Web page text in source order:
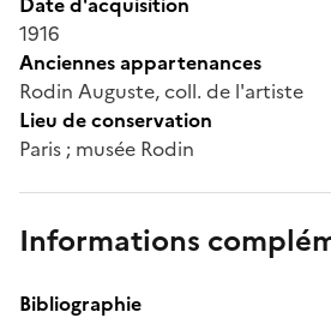
1916
Anciennes appartenances
Rodin Auguste, coll. de l'artiste
Lieu de conservation
Paris ; musée Rodin
Informations
Bibliographie